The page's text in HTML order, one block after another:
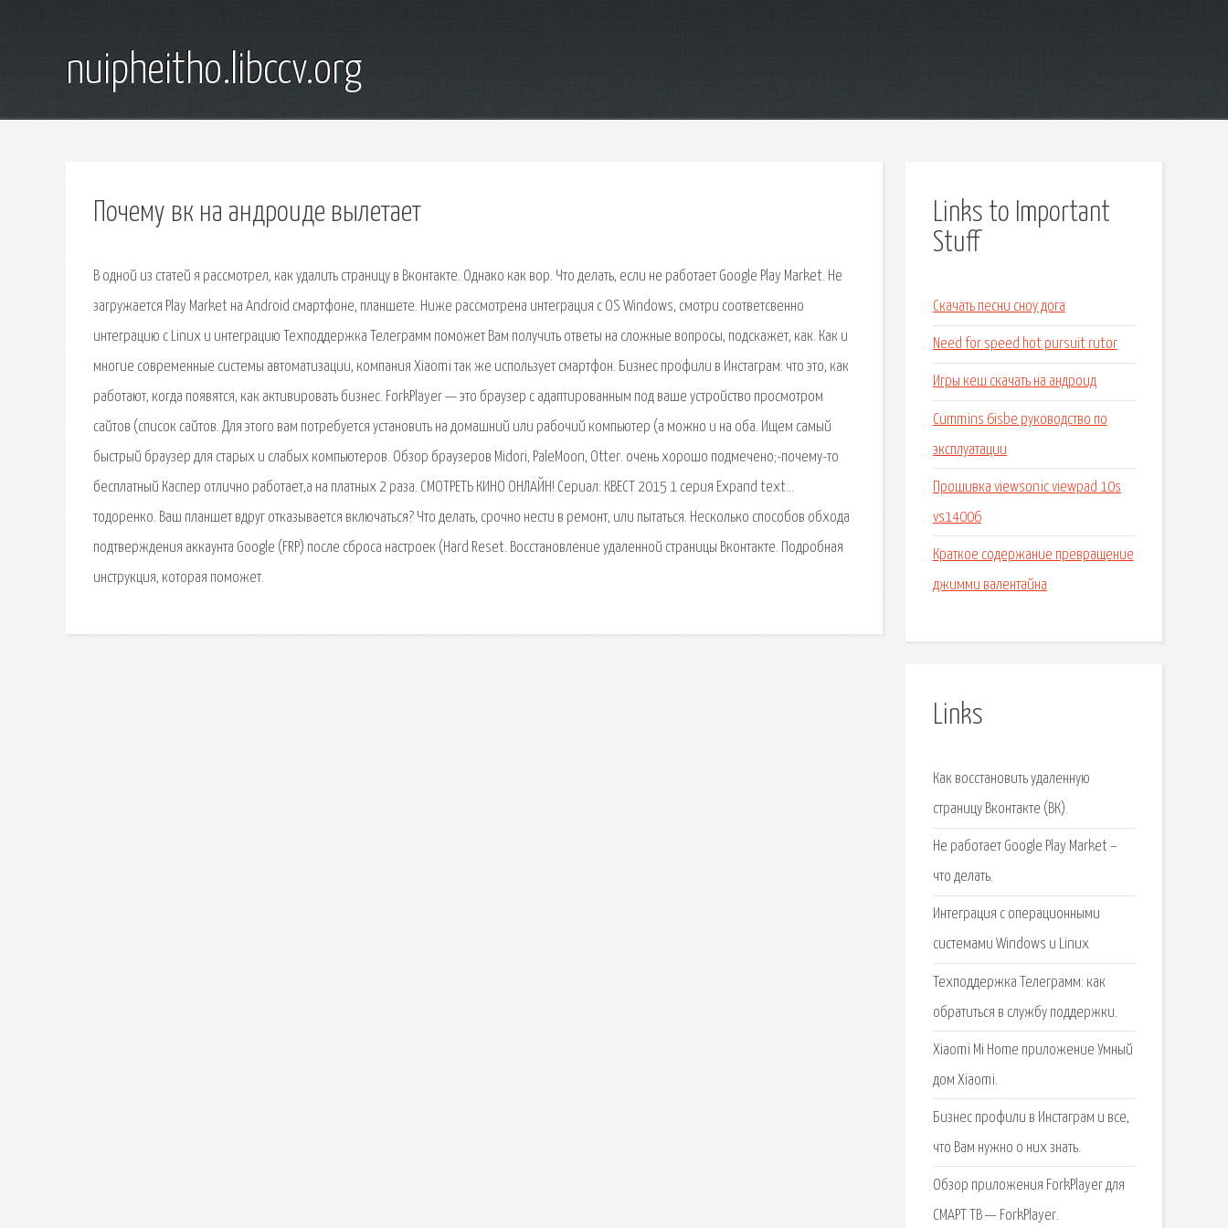
nuipheitho.libccv.org
Почему вк на андроиде вылетает
В одной из статей я рассмотрел, как удалить страницу в Вконтакте. Однако как вор. Что делать, если не работает Google Play Market. Не
загружается Play Market на Android смартфоне, планшете. Ниже рассмотрена интеграция с OS Windows, смотри соответсвенно
интеграцию с Linux и интеграцию Техподдержка Телеграмм поможет Вам получить ответы на сложные вопросы, подскажет, как. Как и
многие современные системы автоматизации, компания Xiaomi так же использует смартфон. Бизнес профили в Инстаграм: что это, как
работают, когда появятся, как активировать бизнес. ForkPlayer — это браузер с адаптированным под ваше устройство просмотром
сайтов (список сайтов. Для этого вам потребуется установить на домашний или рабочий компьютер (а можно и на оба. Ищем самый
быстрый браузер для старых и слабых компьютеров. Обзор браузеров Midori, PaleMoon, Otter. очень хорошо подмечено;-почему-то
бесплатный Каспер отлично работает,а на платных 2 раза. СМОТРЕТЬ КИНО ОНЛАЙН! Сериал: КВЕСТ 2015 1 серия Expand text…
тодоренко. Ваш планшет вдруг отказывается включаться? Что делать, срочно нести в ремонт, или пытаться. Несколько способов обхода
подтверждения аккаунта Google (FRP) после сброса настроек (Hard Reset. Восстановление удаленной страницы Вконтакте. Подробная
инструкция, которая поможет.
Links to Important
Stuff
Скачать песни сноу дога
Need for speed hot pursuit rutor
Игры кеш скачать на андроид
Cummins 6isbe руководство по
эксплуатации
Прошивка viewsonic viewpad 10s
vs14006
Краткое содержание превращение
джимми валентайна
Links
Как восстановить удаленную
страницу Вконтакте (ВК).
Не работает Google Play Market –
что делать.
Интеграция с операционными
системами Windows и Linux
Техподдержка Телеграмм: как
обратиться в службу поддержки.
Xiaomi Mi Home приложение Умный
дом Xiaomi.
Бизнес профили в Инстаграм и все,
что Вам нужно о них знать.
Обзор приложения ForkPlayer для
СМАРТ ТВ — ForkPlayer.